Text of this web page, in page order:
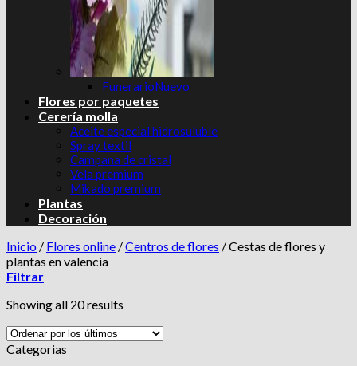
Funerario
Flores por paquetes
Cerería molla
Aceite especial hidrosuluble
Spray textil
Campana de cristal
Vela premium
Mikado premium
Plantas
Decoración
Inicio / Flores online /Centros de flores /Cestas de flores y
plantas en valencia
Filtrar
Showing all 20 results
Categorias